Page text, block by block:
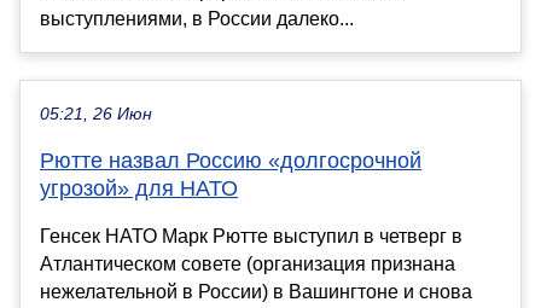
выступлениями, в России далеко...
05:21, 26 Июн
Рютте назвал Россию «долгосрочной
угрозой» для НАТО
Генсек НАТО Марк Рютте выступил в четверг в
Атлантическом совете (организация признана
нежелательной в России) в Вашингтоне и снова